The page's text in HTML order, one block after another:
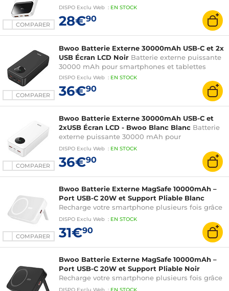
COMPARER
appareils lors de vos déplacements
DISPO Exclu Web : EN STOCK
28€90
COMPARER
Bwoo Batterie Externe 30000mAh USB-C et 2x
USB Écran LCD Noir Batterie externe puissante
30000 mAh pour smartphones et tablettes
DISPO Exclu Web : EN STOCK
36€90
COMPARER
Bwoo Batterie Externe 30000mAh USB-C et
2xUSB Écran LCD - Bwoo Blanc Blanc Batterie
externe puissante 30000 mAh pour
smartphones et tablettes
DISPO Exclu Web : EN STOCK
36€90
COMPARER
Bwoo Batterie Externe MagSafe 10000mAh –
Port USB-C 20W et Support Pliable Blanc
Recharge votre smartphone plusieurs fois grâce
à sa grande capacité de 10000mAh
DISPO Exclu Web : EN STOCK
31€90
Bwoo Batterie Externe MagSafe 10000mAh –
Port USB-C 20W et Support Pliable Noir
Recharge votre smartphone plusieurs fois grâce
à sa grande capacité de 10000mAh